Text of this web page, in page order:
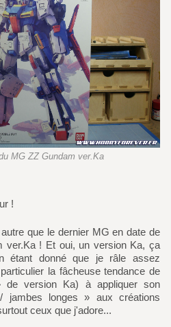
MG ZZ Gundam ver.Ka
!
que le dernier MG en date de
ver.Ka ! Et oui, un version Ka, ça
étant donné que je râle assez
la fâcheuse tendance de
version Ka) à appliquer son
jambes longes » aux créations
ceux que j'adore...